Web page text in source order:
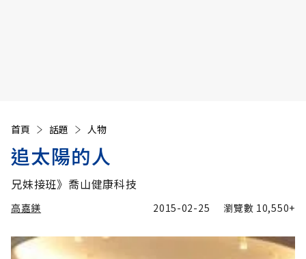
首頁 話題 人物
追太陽的人
兄妹接班》喬山健康科技
高嘉鎂 2015-02-25 瀏覽數 10,550+